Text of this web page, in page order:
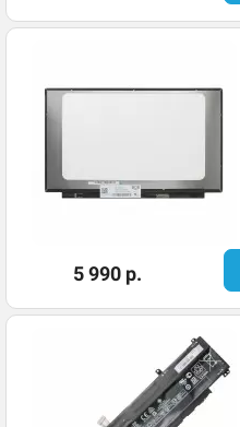
5 990 р.